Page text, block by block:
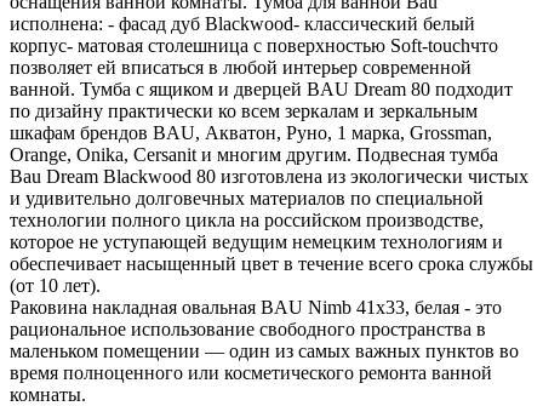
исполнена: - фасад дуб Blackwood- классический белый
корпус- матовая столешница с поверхностью Soft-touchчто
позволяет ей вписаться в любой интерьер современной
ванной. Тумба с ящиком и дверцей BAU Dream 80 подходит
по дизайну практически ко всем зеркалам и зеркальным
шкафам брендов BAU, Акватон, Руно, 1 марка, Grossman,
Orange, Onika, Cersanit и многим другим. Подвесная тумба
Bau Dream Blackwood 80 изготовлена из экологически чистых
и удивительно долговечных материалов по специальной
технологии полного цикла на российском производстве,
которое не уступающей ведущим немецким технологиям и
обеспечивает насыщенный цвет в течение всего срока службы
(от 10 лет).
Раковина накладная овальная BAU Nimb 41х33, белая - это
рациональное использование свободного пространства в
маленьком помещении — один из самых важных пунктов во
время полноценного или косметического ремонта ванной
комнаты.